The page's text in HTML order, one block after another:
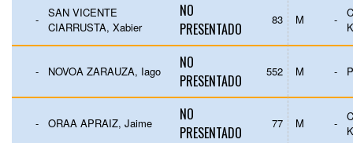
-
SAN VICENTE
CIARRUSTA, Xabier
NO
PRESENTADO
83 M -
- NOVOA ZARAUZA, Iago
NO
PRESENTADO
552 M -
- ORAA APRAIZ, Jaime
NO
PRESENTADO
77 M -